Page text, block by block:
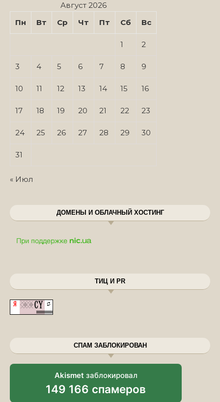
Август 2026
Пн
Вт Ср Чт Пт Сб Вс
1 2
3 4 5 6 7 8 9
10 11 12 13 14 15 16
17 18 19 20 21 22 23
24 25 26 27 28 29 30
31
« Июл
ДОМЕНЫ И ОБЛАЧНЫЙ ХОСТИНГ
ТИЦ И PR
СПАМ ЗАБЛОКИРОВАН
Akismet заблокировал
149 166 спамеров